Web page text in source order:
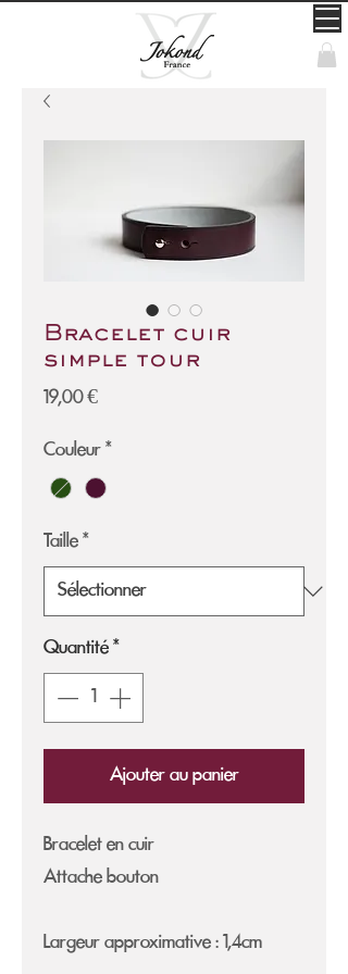
Bracelet cuir
simple tour
19,00 €Prix
Couleur *
Taille *
Quantité *
Ajouter au panier
Bracelet en cuir
Attache bouton
Largeur approximative : 1,4cm